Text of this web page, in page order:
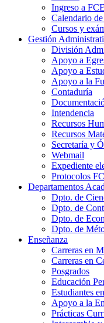
Ingreso a
Calendario
Cursos y
Gestión
División
Apoyo a
Apoyo a
Apoyo a la
Contaduría
Intendencia
Recursos
Recursos
Secretaría y
Webmail
Expediente
Protocolos
Departamentos
Dpto. de
Dpto. de
Dpto. de
Dpto. de
Enseñanza
Carreras en
Carreras en
Posgrados
Educación
Estudiantes
Apoyo a la
Prácticas